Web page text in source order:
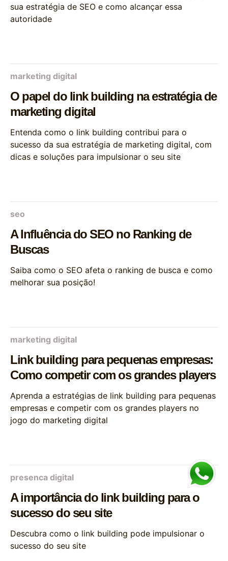
sua estratégia de SEO e como alcançar essa
autoridade
marketing digital
O papel do link building na estratégia de
marketing digital
Entenda como o link building contribui para o
sucesso da sua estratégia de marketing digital, com
dicas e soluções para impulsionar o seu site
seo
A Influência do SEO no Ranking de
Buscas
Saiba como o SEO afeta o ranking de busca e como
melhorar sua posição!
marketing digital
Link building para pequenas empresas:
Como competir com os grandes players
Aprenda a estratégias de link building para pequenas
empresas e competir com os grandes players no
jogo do marketing digital
presenca digital
A importância do link building para o
sucesso do seu site
Descubra como o link building pode impulsionar o
sucesso do seu site